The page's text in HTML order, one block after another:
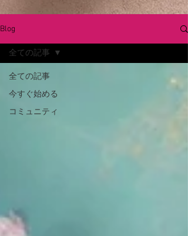
Blog
全ての記事
今すぐ始める
コミュニティ
全ての記事